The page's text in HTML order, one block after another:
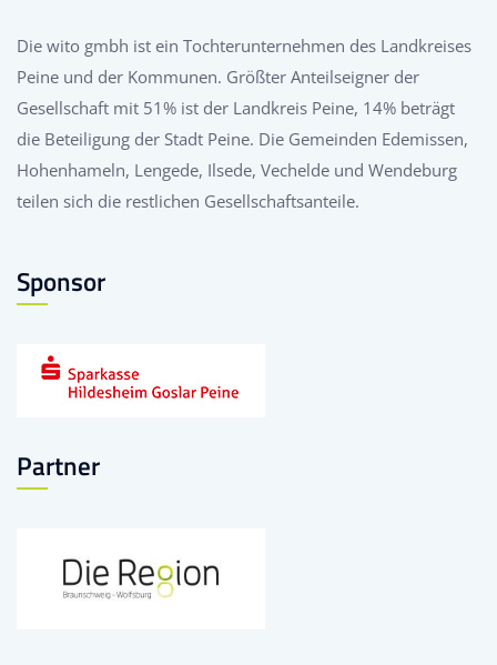
Die wito gmbh ist ein Tochterunternehmen des Landkreises
Peine und der Kommunen. Größter Anteilseigner der
Gesellschaft mit 51% ist der Landkreis Peine, 14% beträgt
die Beteiligung der Stadt Peine. Die Gemeinden Edemissen,
Hohenhameln, Lengede, Ilsede, Vechelde und Wendeburg
teilen sich die restlichen Gesellschaftsanteile.
Sponsor
Partner